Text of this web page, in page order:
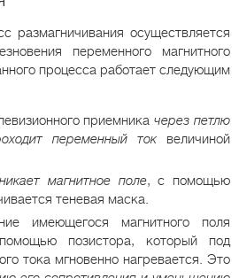
размагничивания осуществляется
переменного магнитного
процесса работает следующим
приемникачерез петлю
переменный ток величиной
магнитное поле, с помощью
теневая маска.
имеющегося магнитного поля
позистора, который под
тока мгновенно нагревается. Это